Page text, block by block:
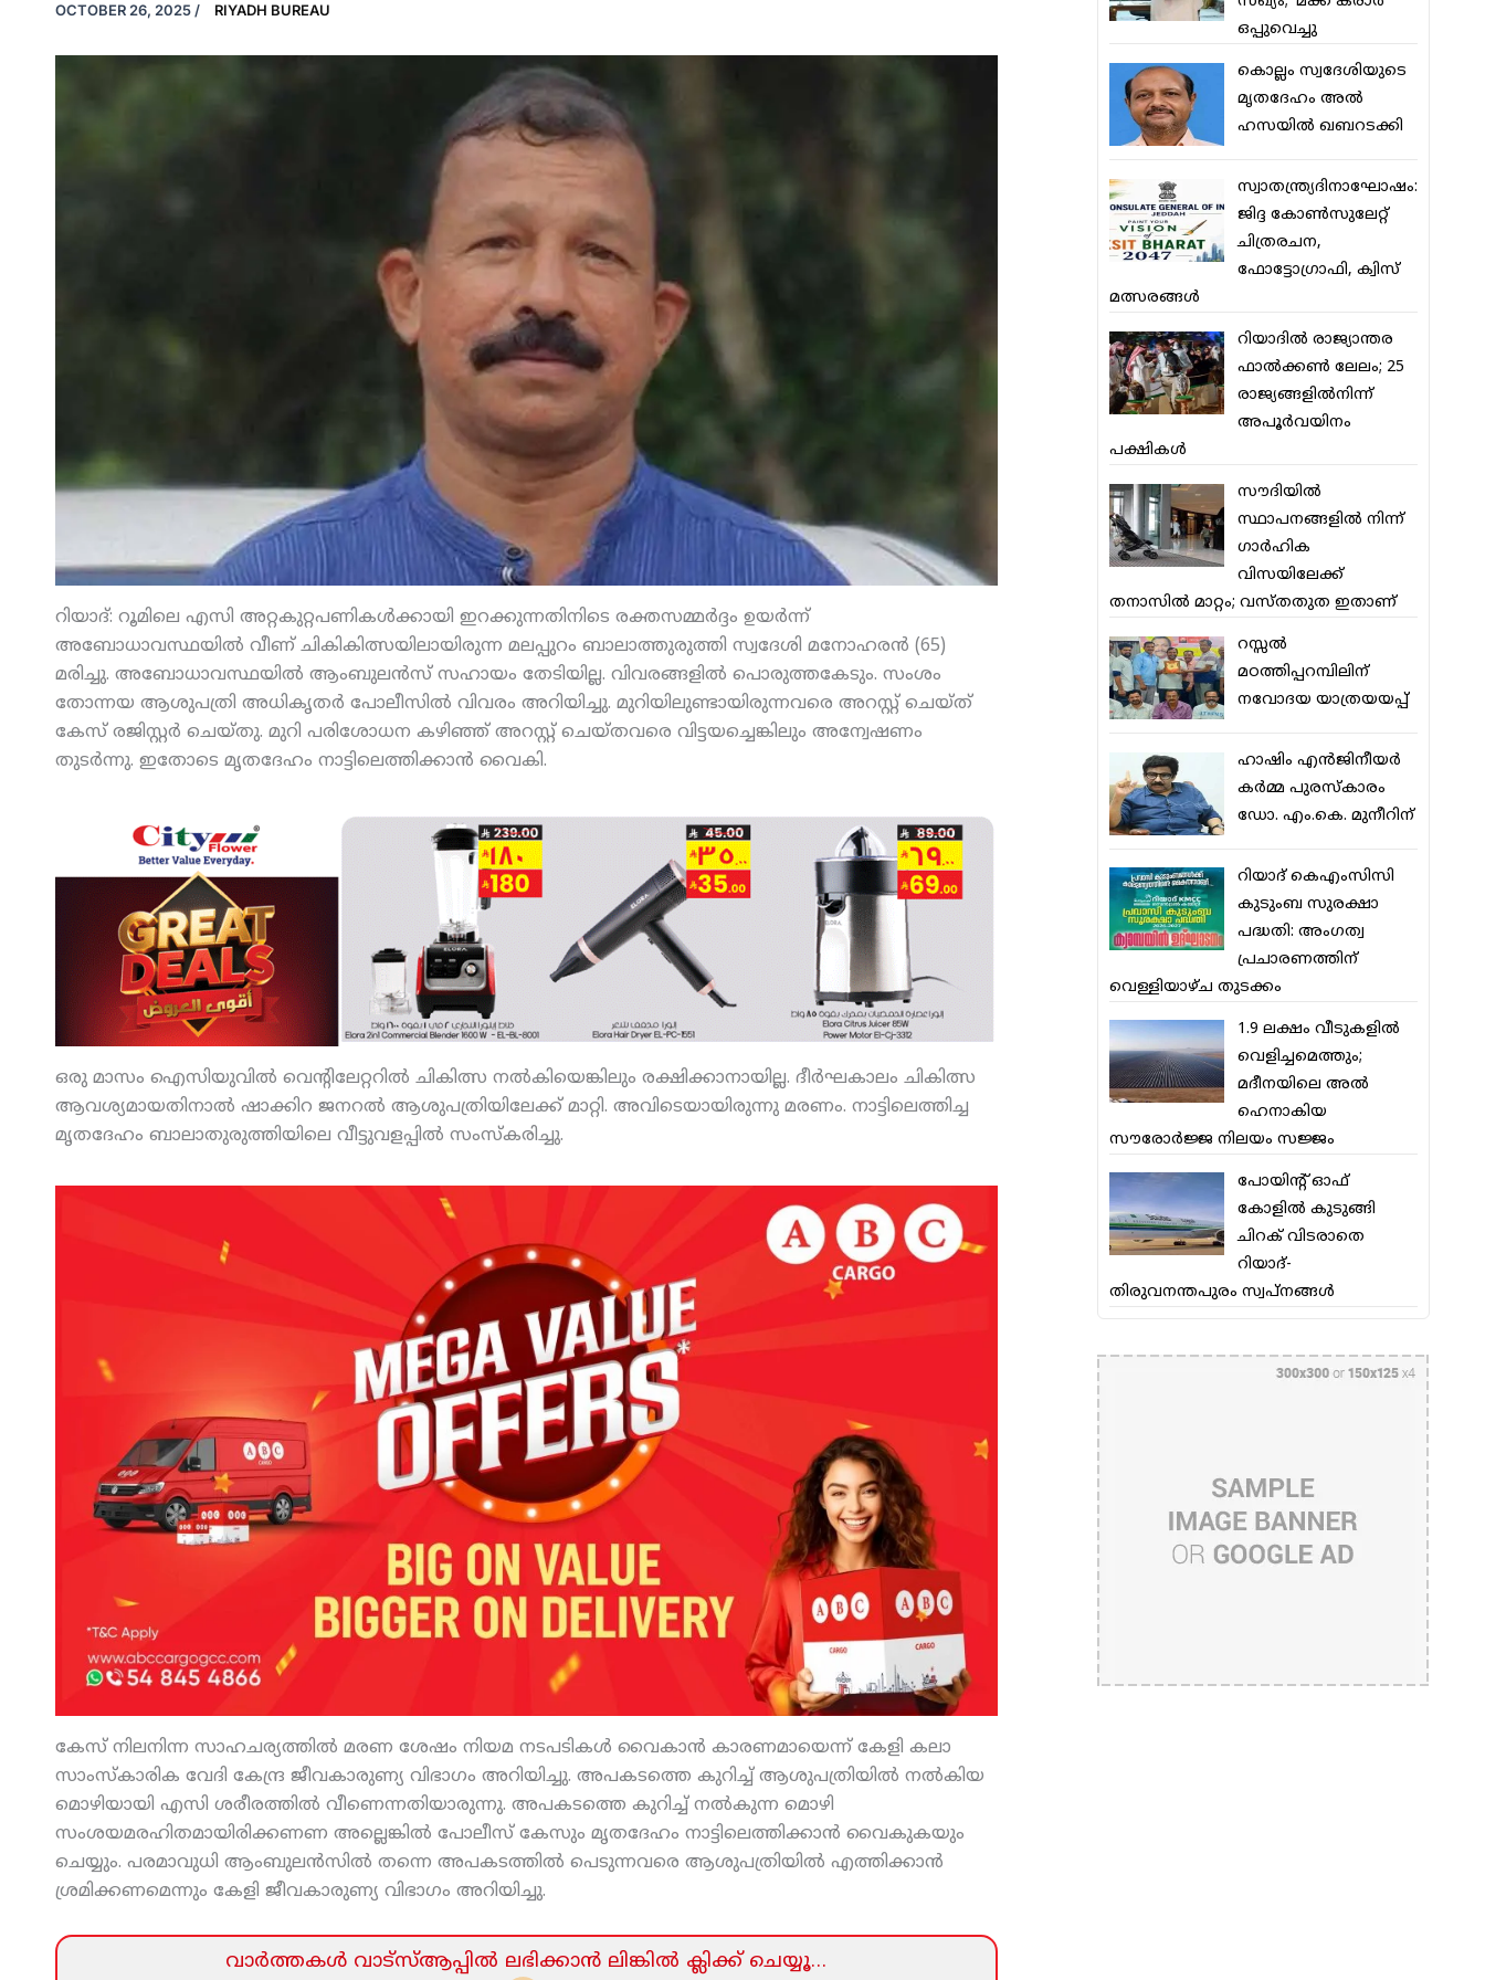
OCTOBER 26, 2025 / RIYADH BUREAU
റിയാദ്: റൂമിലെ എസി അറ്റകുറ്റപണികള്‍ക്കായി ഇറക്കുന്നതിനിടെ രക്തസമ്മര്‍ദ്ദം ഉയര്‍ന്ന്
അബോധാവസ്ഥയില്‍ വീണ് ചികികിത്സയിലായിരുന്ന മലപ്പുറം ബാലാത്തുരുത്തി സ്വദേശി മനോഹരന്‍ (65)
മരിച്ചു. അബോധാവസ്ഥയില്‍ ആംബുലന്‍സ് സഹായം തേടിയില്ല. വിവരങ്ങളില്‍ പൊരുത്തകേടും. സംശം
തോന്നയ ആശുപത്രി അധികൃതര്‍ പോലീസില്‍ വിവരം അറിയിച്ചു. മുറിയിലുണ്ടായിരുന്നവരെ അറസ്റ്റ് ചെയ്ത്
കേസ് രജിസ്റ്റര്‍ ചെയ്തു. മുറി പരിശോധന കഴിഞ്ഞ് അറസ്റ്റ് ചെയ്തവരെ വിട്ടയച്ചെങ്കിലും അന്വേഷണം
തുടര്‍ന്നു. ഇതോടെ മൃതദേഹം നാട്ടിലെത്തിക്കാന്‍ വൈകി.
ഒരു മാസം ഐസിയുവില്‍ വെന്റിലേറ്ററില്‍ ചികിത്സ നല്‍കിയെങ്കിലും രക്ഷിക്കാനായില്ല. ദീര്‍ഘകാലം ചികിത്സ
ആവശ്യമായതിനാല്‍ ഷാക്കിറ ജനറല്‍ ആശുപത്രിയിലേക്ക് മാറ്റി. അവിടെയായിരുന്നു മരണം. നാട്ടിലെത്തിച്ച
മൃതദേഹം ബാലാതുരുത്തിയിലെ വീട്ടുവളപ്പില്‍ സംസ്‌കരിച്ചു.
കേസ് നിലനിന്ന സാഹചര്യത്തില്‍ മരണ ശേഷം നിയമ നടപടികള്‍ വൈകാന്‍ കാരണമായെന്ന് കേളി കലാ
സാംസ്‌കാരിക വേദി കേന്ദ്ര ജീവകാരുണ്യ വിഭാഗം അറിയിച്ചു. അപകടത്തെ കുറിച്ച് ആശുപത്രിയില്‍ നല്‍കിയ
മൊഴിയായി എസി ശരീരത്തില്‍ വീണെന്നതിയാരുന്നു. അപകടത്തെ കുറിച്ച് നല്‍കുന്ന മൊഴി
സംശയമരഹിതമായിരിക്കണണ അല്ലെങ്കില്‍ പോലീസ് കേസും മൃതദേഹം നാട്ടിലെത്തിക്കാന്‍ വൈകുകയും
ചെയ്യും. പരമാവുധി ആംബുലന്‍സില്‍ തന്നെ അപകടത്തില്‍ പെടുന്നവരെ ആശുപത്രിയില്‍ എത്തിക്കാന്‍
ശ്രമിക്കണമെന്നും കേളി ജീവകാരുണ്യ വിഭാഗം അറിയിച്ചു.
വാര്‍ത്തകള്‍ വാട്‌സ്‌ആപ്പില്‍ ലഭിക്കാന്‍ ലിങ്കില്‍ ക്ലിക്ക്‌ ചെയ്യൂ…
ഒപ്പുവെച്ചു
കൊല്ലം സ്വദേശിയുടെ
മൃതദേഹം അല്‍
ഹസയില്‍ ഖബറടക്കി
സ്വാതന്ത്ര്യദിനാഘോഷം:
ജിദ്ദ കോണ്‍സുലേറ്റ്
ചിത്രരചന,
ഫോട്ടോഗ്രാഫി, ക്വിസ്
മത്സരങ്ങള്‍
റിയാദില്‍ രാജ്യാന്തര
ഫാല്‍ക്കണ്‍ ലേലം; 25
രാജ്യങ്ങളില്‍നിന്ന്
അപൂര്‍വയിനം
പക്ഷികള്‍
സൗദിയില്‍
സ്ഥാപനങ്ങളില്‍ നിന്ന്
ഗാര്‍ഹിക
വിസയിലേക്ക്
തനാസില്‍ മാറ്റം; വസ്തതുത ഇതാണ്
റസ്സല്‍
മഠത്തിപ്പറമ്പിലിന്
നവോദയ യാത്രയയപ്പ്
ഹാഷിം എന്‍ജിനീയര്‍
കര്‍മ്മ പുരസ്‌കാരം
ഡോ. എം.കെ. മുനീറിന്
റിയാദ് കെഎംസിസി
കുടുംബ സുരക്ഷാ
പദ്ധതി: അംഗത്വ
പ്രചാരണത്തിന്
വെള്ളിയാഴ്ച തുടക്കം
1.9 ലക്ഷം വീടുകളില്‍
വെളിച്ചമെത്തും;
മദീനയിലെ അല്‍
ഹെനാകിയ
സൗരോര്‍ജ്ജ നിലയം സജ്ജം
പോയിന്റ് ഓഫ്
കോളില്‍ കുടുങ്ങി
ചിറക് വിടരാതെ
റിയാദ്-
തിരുവനന്തപുരം സ്വപ്നങ്ങള്‍